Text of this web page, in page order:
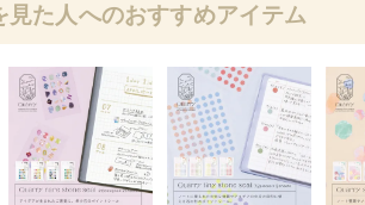
見た人へのおすすめアイテム